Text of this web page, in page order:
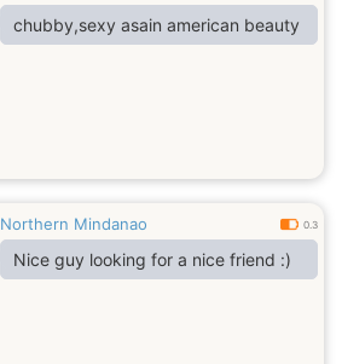
chubby,sexy asain american beauty
Northern Mindanao 0.3
Nice guy looking for a nice friend :)